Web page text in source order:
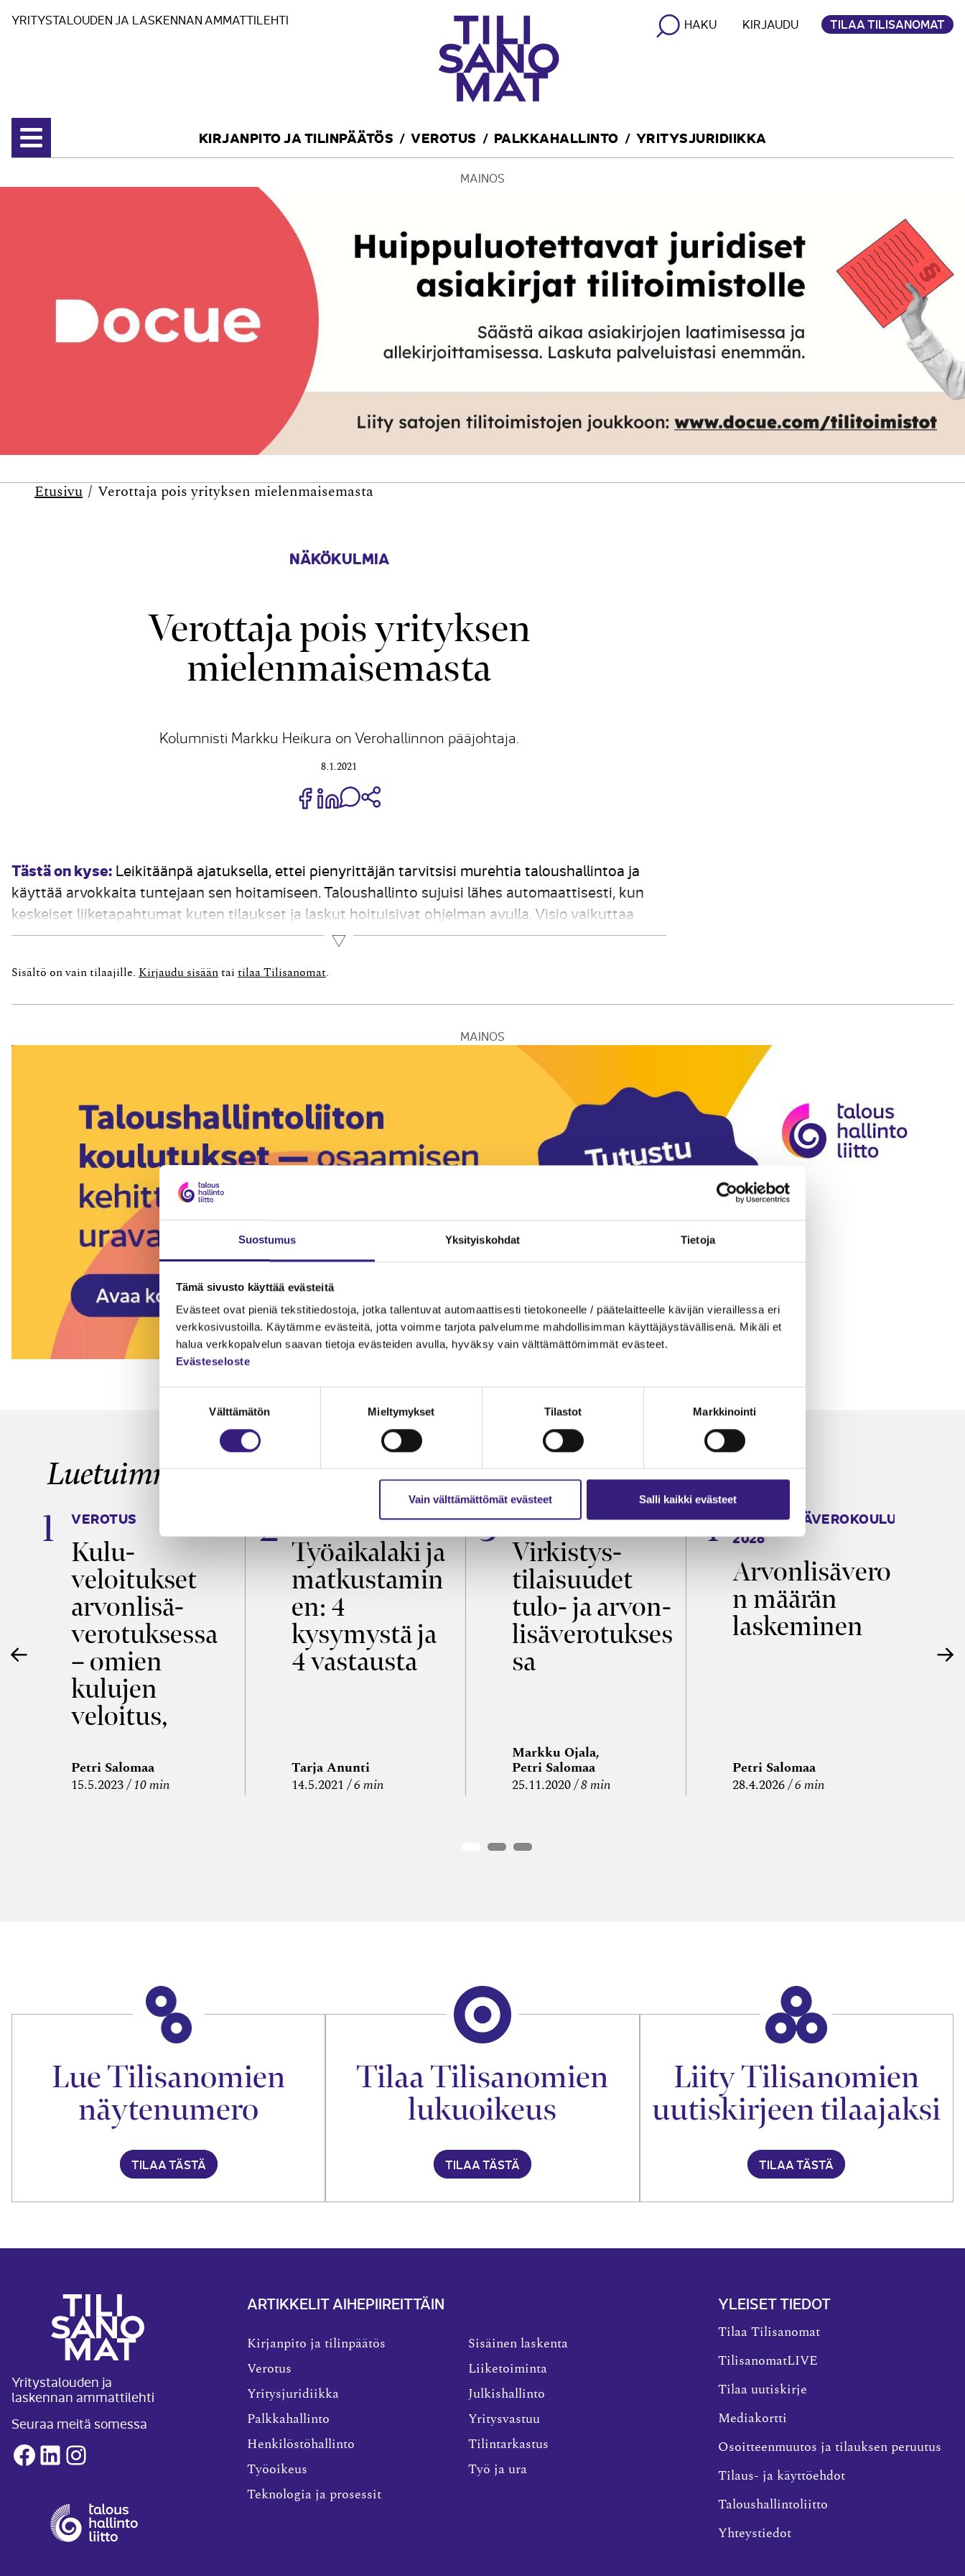
Suostumus Yksityiskohdat Tietoja
Tämä sivusto käyttää evästeitä
Evästeet ovat pieniä tekstitiedostoja, jotka tallentuvat automaattisesti tietokoneelle / päätelaitteelle kävijän vieraillessa eri
verkkosivustoilla. Käytämme evästeitä, jotta voimme tarjota palvelumme mahdollisimman käyttäjäystävällisenä. Mikäli et
halua verkkopalvelun saavan tietoja evästeiden avulla, hyväksy vain välttämättömimmät evästeet.
Evästeseloste
Välttämätön Mieltymykset Tilastot Markkinointi
Vain välttämättömät evästeet Salli kaikki evästeet
YRITYSTALOUDEN JA LASKENNAN AMMATTILEHTI HAKU KIRJAUDU TILAA TILISANOMAT
Avaa valikko
KIRJANPITO JA TILINPÄÄTÖS VEROTUS PALKKAHALLINTO YRITYSJURIDIIKKA
MAINOS
Etusivu Verottaja pois yrityksen mielenmaisemasta
NÄKÖKULMIA
Verottaja pois yrityksen
mielenmaisemasta
Kolumnisti Markku Heikura on Verohallinnon pääjohtaja.
8.1.2021
Jaa Share on Facebook
Jaa Share on LinkedIn
Jaa WhatsApp-viestinä
Tästä on kyse: Leikitäänpä ajatuksella, ettei pienyrittäjän tarvitsisi murehtia taloushallintoa ja
käyttää arvokkaita tuntejaan sen hoitamiseen. Taloushallinto sujuisi lähes automaattisesti, kun
keskeiset liiketapahtumat kuten tilaukset ja laskut hoituisivat ohjelman avulla. Visio vaikuttaa
ruusuiselta, mutta on itse asiassa realistinen ja saavutettavissa. Matkaa täysin sähköiseen...
Lue lisää
Sisältö on vain tilaajille. Kirjaudu sisään tai tilaa Tilisanomat
MAINOS
Luetuimmat
VEROTUS
Kulu­
veloitukset
arvon­lisä­
verotuksessa
– omien
kulujen
veloitus,
edelleen­
veloitus ja
Petri Salomaa
15.5.2023 10 min
Työaikalaki ja
matkustamin
en: 4
kysymystä ja
4 vastausta
Tarja Anunti
14.5.2021
6 min
VEROTUS
Virkistys­
tilaisuudet
tulo- ja arvon­
lisäverotukses
sa
Markku Ojala,
Petri Salomaa
25.11.2020 8 min
ARVONLISÄVEROKOULU
2026
Arvonlisävero
n määrän
laskeminen
Petri Salomaa
28.4.2026 6 min
Lue Tilisanomien
näytenumero
TILAA TÄSTÄ
Tilaa Tilisanomien
lukuoikeus
TILAA TÄSTÄ
Liity Tilisanomien
uutiskirjeen tilaajaksi
TILAA TÄSTÄ
Yritystalouden ja
laskennan ammattilehti
Seuraa meitä somessa
Facebook
LinkedInInstagram
ARTIKKELIT AIHEPIIREITTÄIN
Kirjanpito ja tilinpäätös
Verotus
Yritysjuridiikka
Palkkahallinto
Henkilöstöhallinto
Työoikeus
Teknologia ja prosessit
Sisäinen laskenta
Liiketoiminta
Julkishallinto
Yritysvastuu
Tilintarkastus
Työ ja ura
YLEISET TIEDOT
Tilaa Tilisanomat
TilisanomatLIVE
Tilaa uutiskirje
Mediakortti
Osoitteenmuutos ja tilauksen peruutus
Tilaus- ja käyttöehdot
Taloushallintoliitto
Yhteystiedot